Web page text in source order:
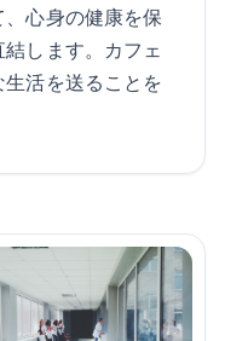
心身の健康を保
します。カフェ
活を送ることを